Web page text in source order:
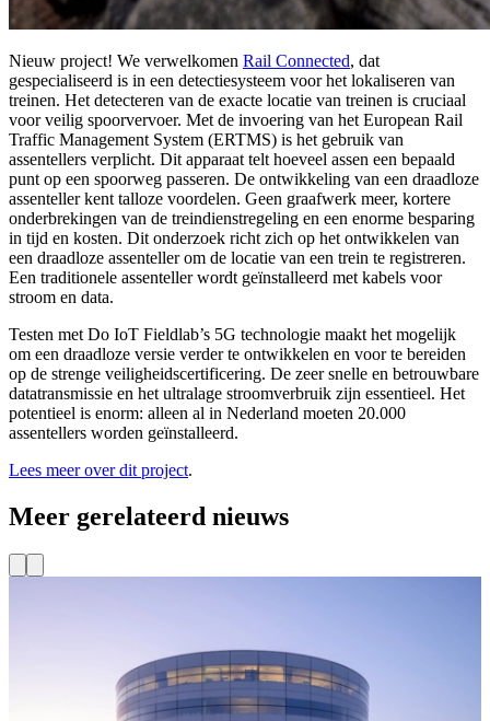
Nieuw project! We verwelkomen Rail Connected, dat
gespecialiseerd is in een detectiesysteem voor het lokaliseren van
treinen. Het detecteren van de exacte locatie van treinen is cruciaal
voor veilig spoorvervoer. Met de invoering van het European Rail
Traffic Management System (ERTMS) is het gebruik van
assentellers verplicht. Dit apparaat telt hoeveel assen een bepaald
punt op een spoorweg passeren. De ontwikkeling van een draadloze
assenteller kent talloze voordelen. Geen graafwerk meer, kortere
onderbrekingen van de treindienstregeling en een enorme besparing
in tijd en kosten. Dit onderzoek richt zich op het ontwikkelen van
een draadloze assenteller om de locatie van een trein te registreren.
Een traditionele assenteller wordt geïnstalleerd met kabels voor
stroom en data.
Testen met Do IoT Fieldlab’s 5G technologie maakt het mogelijk
om een draadloze versie verder te ontwikkelen en voor te bereiden
op de strenge veiligheidscertificering. De zeer snelle en betrouwbare
datatransmissie en het ultralage stroomverbruik zijn essentieel. Het
potentieel is enorm: alleen al in Nederland moeten 20.000
assentellers worden geïnstalleerd.
Lees meer over dit project.
Meer gerelateerd nieuws
Nieuw project: Smart building in Delft
Oplossingen voor uitdagingen zoals netcongestie? Die zijn
misschien wel dichterbij dan je denkt. Stel je een gebouw voor dat